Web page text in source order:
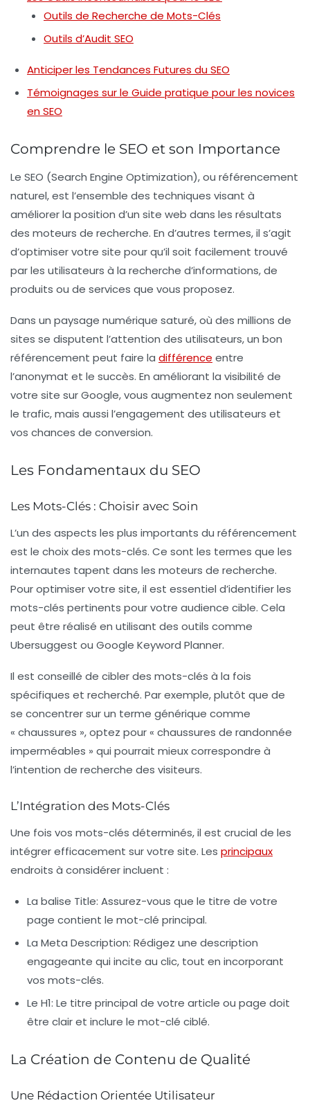
Outils de Recherche de Mots-Clés
Outils d’Audit SEO
Anticiper les Tendances Futures du SEO
Témoignages sur le Guide pratique pour les novices
en SEO
Comprendre le SEO et son Importance
Le SEO (Search Engine Optimization), ou référencement
naturel, est l’ensemble des techniques visant à
améliorer la position d’un site web dans les résultats
des moteurs de recherche. En d’autres termes, il s’agit
d’optimiser votre site pour qu’il soit facilement trouvé
par les utilisateurs à la recherche d’informations, de
produits ou de services que vous proposez.
Dans un paysage numérique saturé, où des millions de
sites se disputent l’attention des utilisateurs, un bon
référencement peut faire la différence entre
l’anonymat et le succès. En améliorant la visibilité de
votre site sur Google, vous augmentez non seulement
le trafic, mais aussi l’engagement des utilisateurs et
vos chances de conversion.
Les Fondamentaux du SEO
Les Mots-Clés : Choisir avec Soin
L’un des aspects les plus importants du référencement
est le choix des mots-clés. Ce sont les termes que les
internautes tapent dans les moteurs de recherche.
Pour optimiser votre site, il est essentiel d’identifier les
mots-clés pertinents pour votre audience cible. Cela
peut être réalisé en utilisant des outils comme
Ubersuggest ou Google Keyword Planner.
Il est conseillé de cibler des mots-clés à la fois
spécifiques et recherché. Par exemple, plutôt que de
se concentrer sur un terme générique comme
« chaussures », optez pour « chaussures de randonnée
imperméables » qui pourrait mieux correspondre à
l’intention de recherche des visiteurs.
L’Intégration des Mots-Clés
Une fois vos mots-clés déterminés, il est crucial de les
intégrer efficacement sur votre site. Les principaux
endroits à considérer incluent :
La balise Title: Assurez-vous que le titre de votre
page contient le mot-clé principal.
La Meta Description: Rédigez une description
engageante qui incite au clic, tout en incorporant
vos mots-clés.
Le H1: Le titre principal de votre article ou page doit
être clair et inclure le mot-clé ciblé.
La Création de Contenu de Qualité
Une Rédaction Orientée Utilisateur